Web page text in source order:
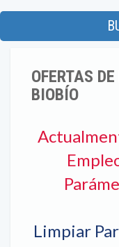
OFERTAS
BIOBÍO
Limpiar